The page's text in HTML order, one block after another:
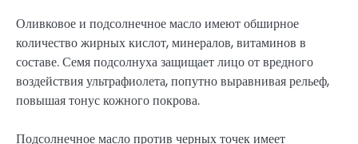
Оливковое и подсолнечное масло имеют обширное
количество жирных кислот, минералов, витаминов в
составе. Семя подсолнуха защищает лицо от вредного
воздействия ультрафиолета, попутно выравнивая рельеф,
повышая тонус кожного покрова.
Подсолнечное масло против черных точек имеет